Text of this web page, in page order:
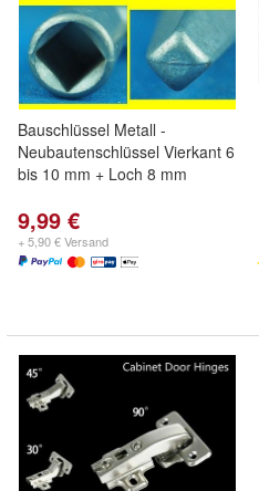
Bauschlüssel Metall -
Neubautenschlüssel Vierkant 6
bis 10 mm + Loch 8 mm
9,99 €
+ 5,90 € Versand